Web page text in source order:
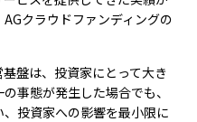
クラウドファンディングの
盤は、投資家にとって大き
事態が発生した場合でも、
投資家への影響を最小限に